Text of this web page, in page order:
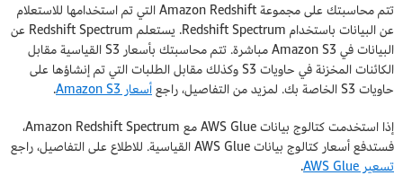
تتم محاسبتك على مجموعة Amazon Redshift التي تم استخدامها للاستعلام
عن البيانات باستخدام Redshift Spectrum. يستعلم Redshift Spectrum عن
البيانات في Amazon S3 مباشرة. تتم محاسبتك بأسعار S3 القياسية مقابل
الكائنات المخزنة في حاويات S3 وكذلك مقابل الطلبات التي تم إنشاؤها على
حاويات S3 الخاصة بك. لمزيد من التفاصيل، راجع
أسعار Amazon S3
.
إذا استخدمت كتالوج بيانات AWS Glue مع Amazon Redshift Spectrum،
فستدفع أسعار كتالوج بيانات AWS Glue القياسية. للاطلاع على التفاصيل، راجع
تسعير AWS Glue
.